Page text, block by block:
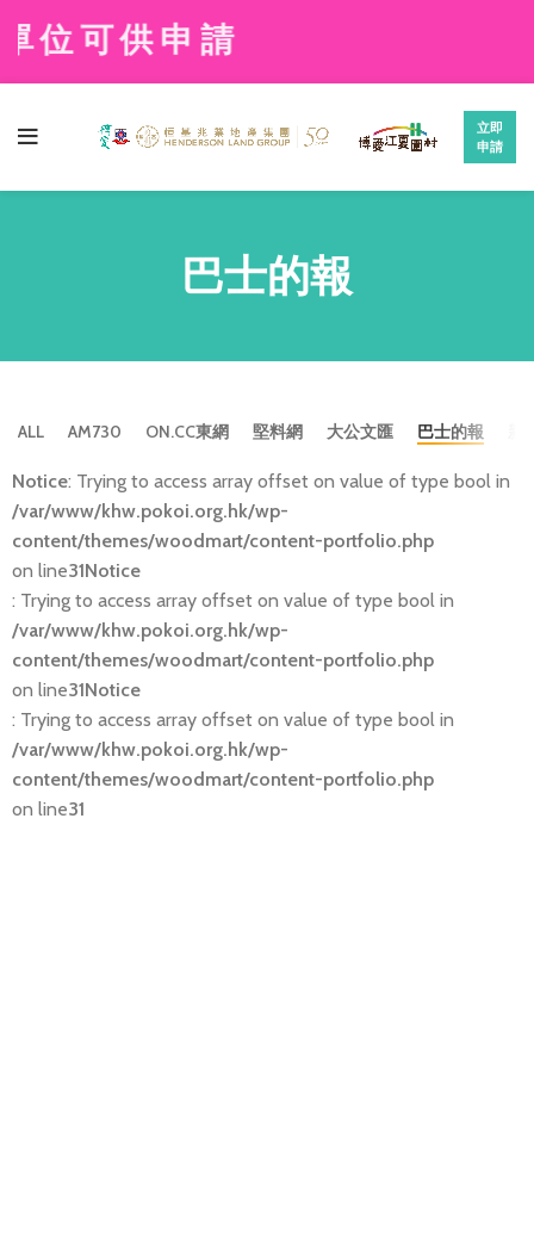
位可供申請
立即
申請
巴士的報
ALL AM730 ON.CC東網 堅料網 大公文匯 巴士的報
Notice: Trying to access array offset on value of type bool in
/var/www/khw.pokoi.org.hk/wp-
content/themes/woodmart/content-portfolio.php
on line31Notice
: Trying to access array offset on value of type bool in
/var/www/khw.pokoi.org.hk/wp-
content/themes/woodmart/content-portfolio.php
on line31Notice
: Trying to access array offset on value of type bool in
/var/www/khw.pokoi.org.hk/wp-
content/themes/woodmart/content-portfolio.php
on line31